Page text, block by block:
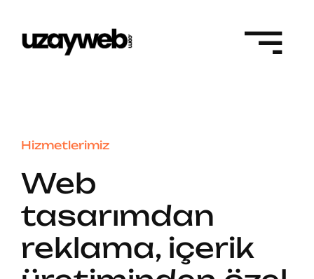
content
Hizmetlerimiz
Web
tasarımdan
reklama, içerik